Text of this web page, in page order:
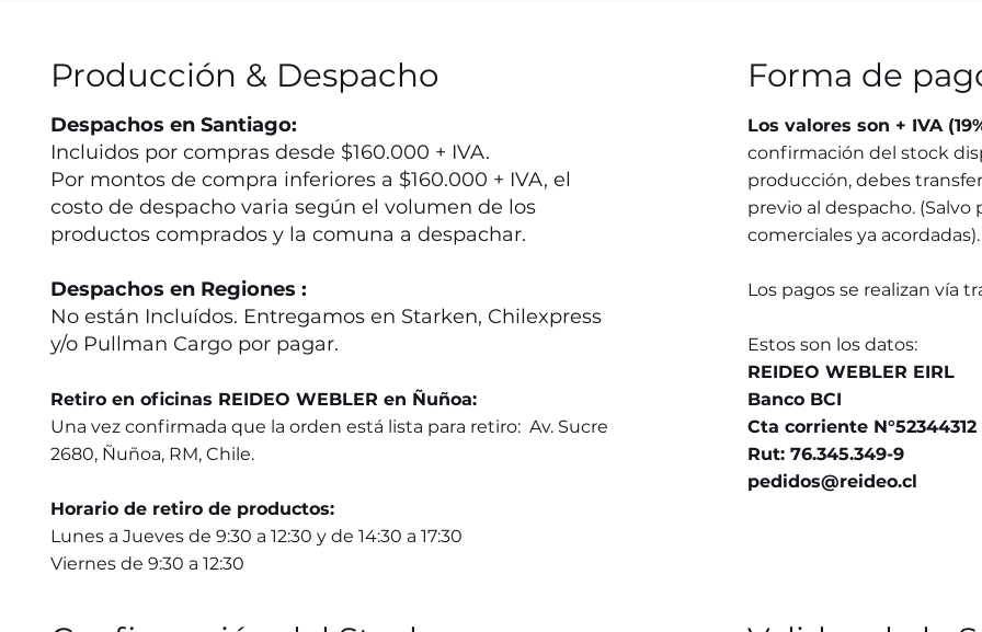
Producción & Despacho
Despachos en Santiago:
Incluidos por compras desde $160.000 + IVA.
Por montos de compra inferiores a $160.000 + IVA, el
costo de despacho varia según el volumen de los
productos comprados y la comuna a despachar.
Despachos en Regiones :
No están Incluídos. Entregamos en Starken, Chilexpress
y/o Pullman Cargo por pagar.
Retiro en oficinas REIDEO WEBLER en Ñuñoa:
Una vez confirmada que la orden está lista para retiro: Av. Sucre
2680, Ñuñoa, RM, Chile.
Horario de retiro de productos:
Lunes a Jueves de 9:30 a 12:30 y de 14:30 a 17:30
Viernes de 9:30 a 12:30
Forma de
Los valores son + IVA
confirmación del stock
producción, debes
previo al despacho.
comerciales ya acordadas).
Los pagos se realizan vía
Estos son los datos:
REIDEO WEBLER EIRL
Banco BCI
Cta corriente N°52344312
Rut: 76.345.349-9
pedidos@reideo.cl